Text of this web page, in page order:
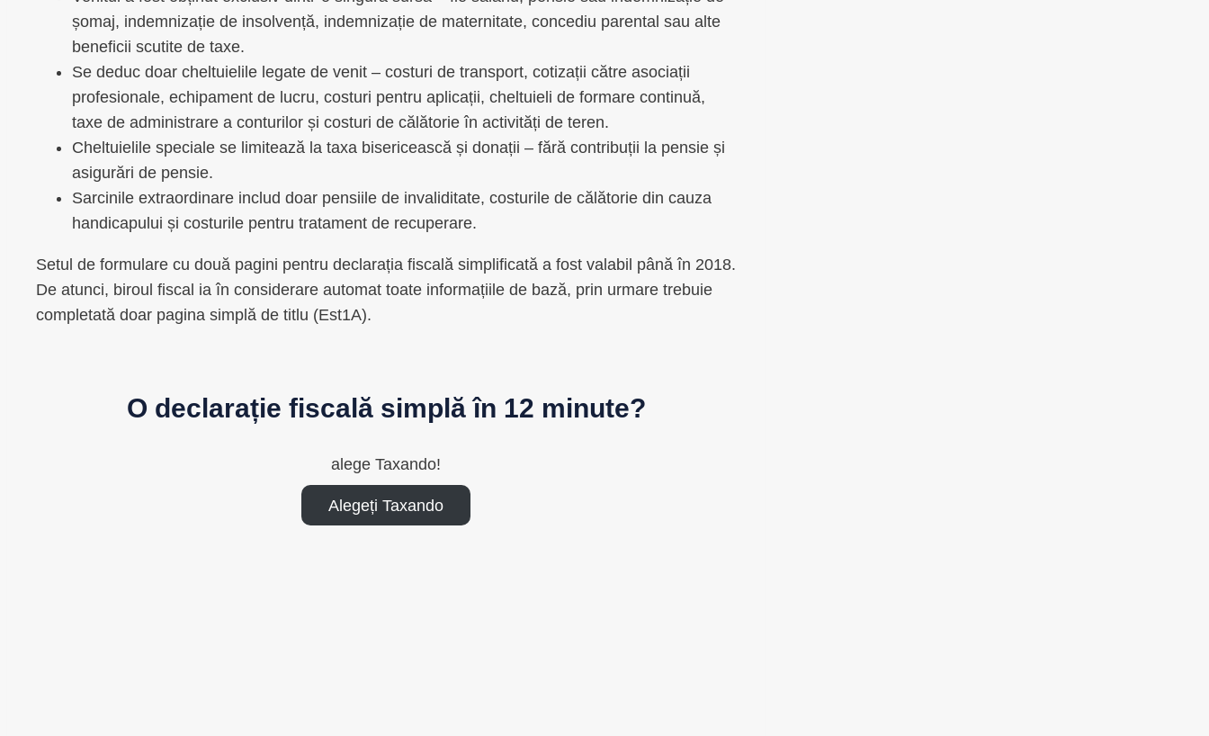
șomaj, indemnizație de insolvență, indemnizație de maternitate, concediu parental sau alte
beneficii scutite de taxe.
Se deduc doar cheltuielile legate de venit – costuri de transport, cotizații către asociații
profesionale, echipament de lucru, costuri pentru aplicații, cheltuieli de formare continuă,
taxe de administrare a conturilor și costuri de călătorie în activități de teren.
Cheltuielile speciale se limitează la taxa bisericească și donații – fără contribuții la pensie și
asigurări de pensie.
Sarcinile extraordinare includ doar pensiile de invaliditate, costurile de călătorie din cauza
handicapului și costurile pentru tratament de recuperare.
Setul de formulare cu două pagini pentru declarația fiscală simplificată a fost valabil până în 2018.
De atunci, biroul fiscal ia în considerare automat toate informațiile de bază, prin urmare trebuie
completată doar pagina simplă de titlu (Est1A).
O declarație fiscală simplă în 12 minute?
alege Taxando!
Alegeți Taxando